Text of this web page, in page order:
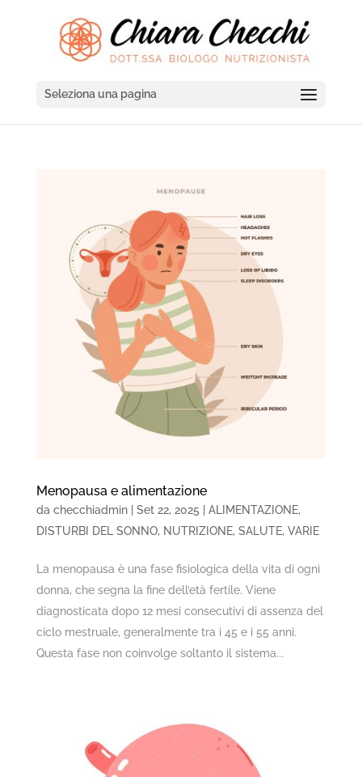
Seleziona una pagina
Menopausa e alimentazione
da checchiadmin| Set 22, 2025 ALIMENTAZIONE,
DISTURBI DEL SONNO, NUTRIZIONE, SALUTE, VARIE
La menopausa è una fase fisiologica della vita di ogni
donna, che segna la fine dell’età fertile. Viene
diagnosticata dopo 12 mesi consecutivi di assenza del
ciclo mestruale, generalmente tra i 45 e i 55 anni.
Questa fase non coinvolge soltanto il sistema...